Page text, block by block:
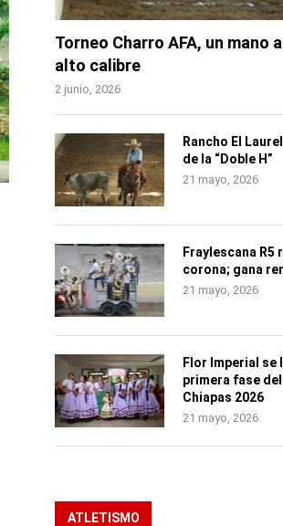
Torneo Charro AFA, un mano
alto calibre
2 junio, 2026
Rancho El
de la “Doble H”
21 mayo, 2026
Fraylescana R5
corona; gana
21 mayo, 2026
Flor Imperial se
primera fase del
Chiapas 2026
21 mayo, 2026
ATLETISMO